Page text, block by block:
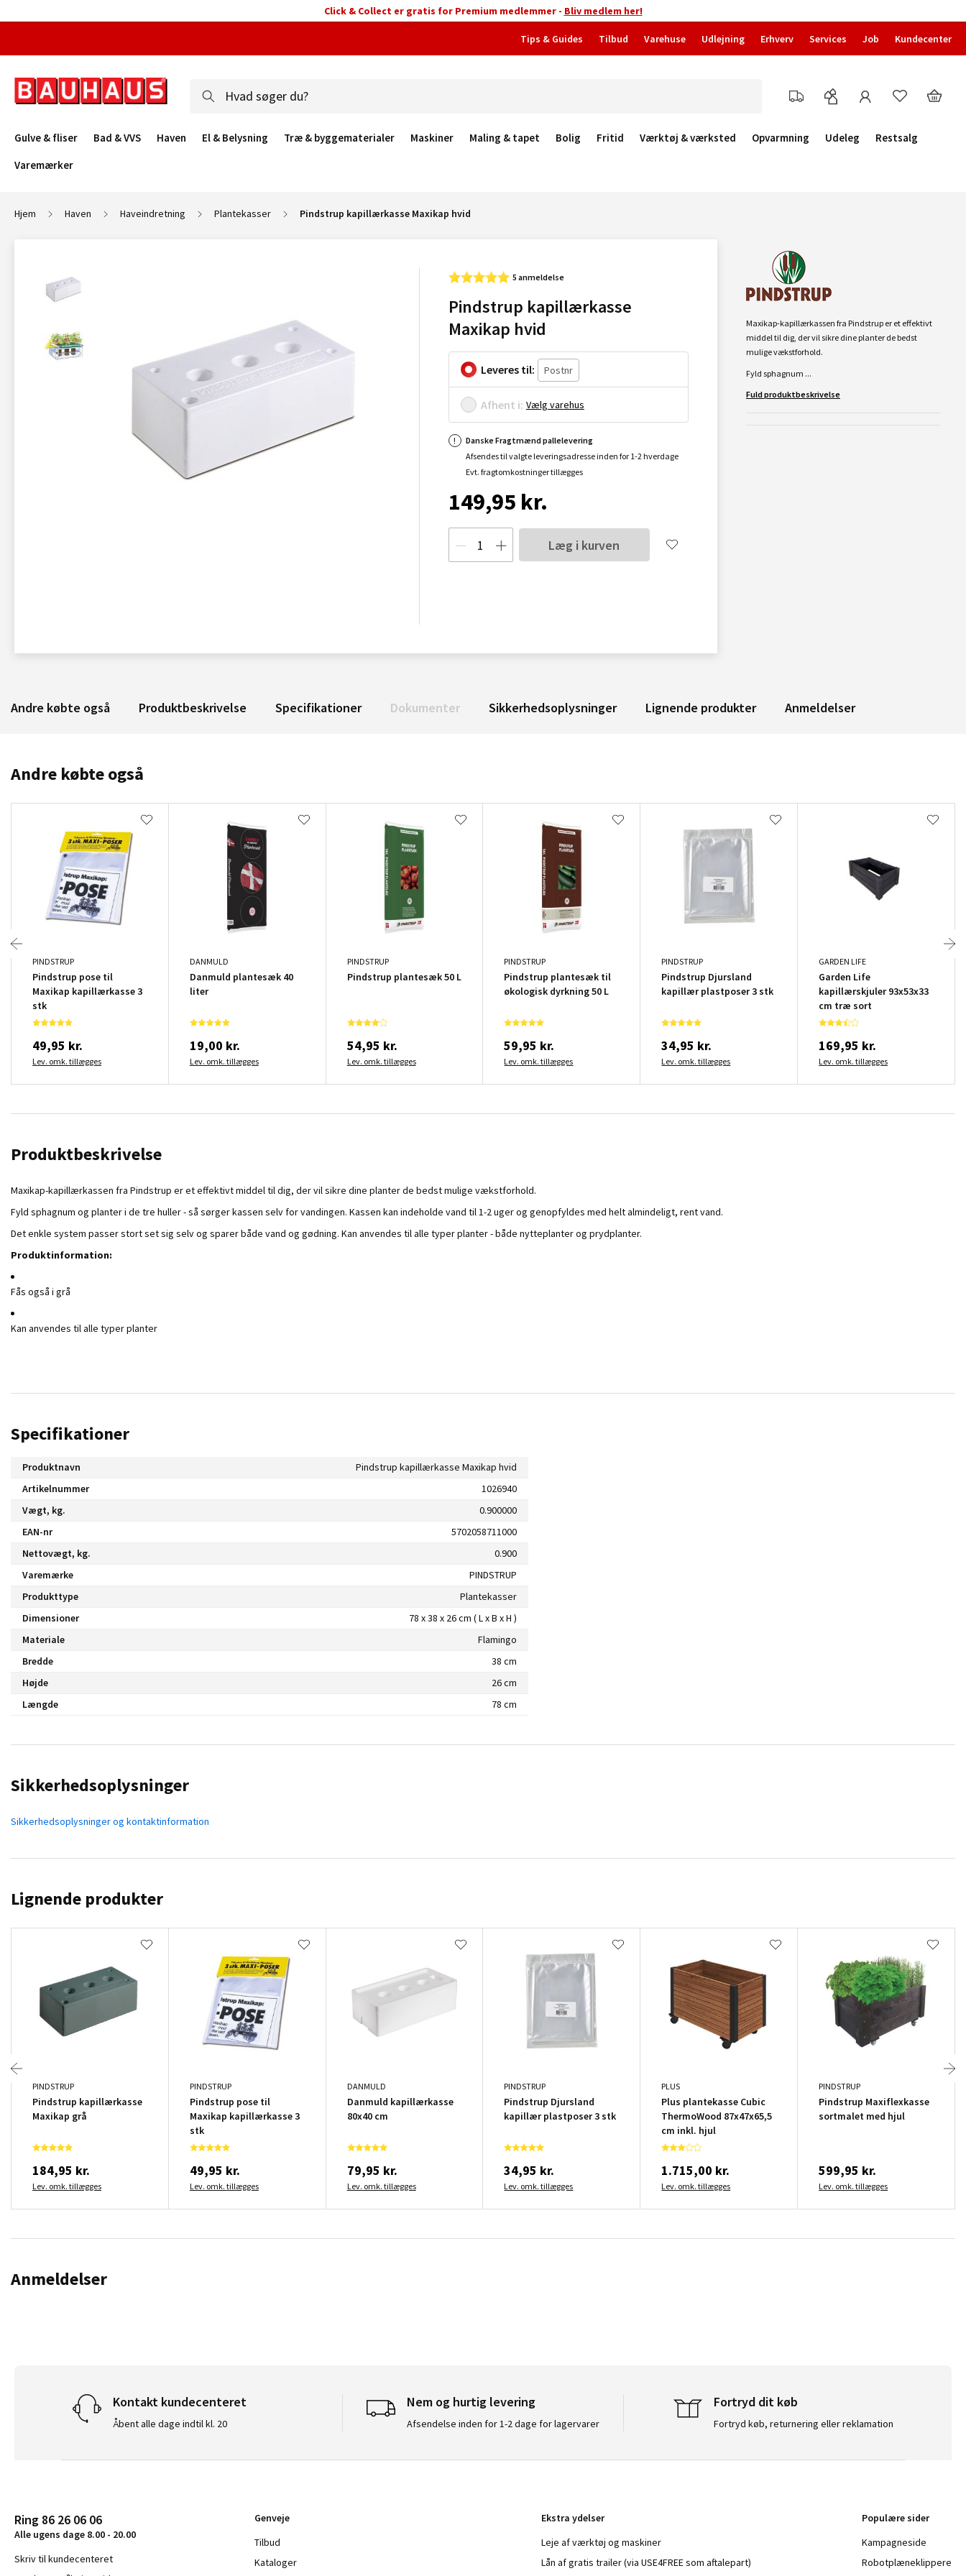
Click & Collect er gratis for Premium medlemmer - Bliv medlem her!
Tips & Guides Tilbud Varehuse Udlejning Erhverv Services Job Kundecenter
Gulve & fliser Bad & VVS Haven El & Belysning Træ & byggematerialer Maskiner Maling & tapet Bolig Fritid Værktøj & værksted Opvarmning Udeleg
Restsalg
Varemærker
Hjem Haven Haveindretning Plantekasser Pindstrup kapillærkasse Maxikap hvid
5 anmeldelse
Pindstrup kapillærkasse
Maxikap hvid
Leveres til:
Afhent i: Vælg varehus
Danske Fragtmænd pallelevering
Afsendes til valgte leveringsadresse inden for 1-2 hverdage
Evt. fragtomkostninger tillægges
149,95 kr.
Læg i kurven
Maxikap-kapillærkassen fra Pindstrup er et effektivt
middel til dig, der vil sikre dine planter de bedst
mulige vækstforhold.
Fyld sphagnum ...
Fuld produktbeskrivelse
Andre købte også Produktbeskrivelse Specifikationer Dokumenter Sikkerhedsoplysninger Lignende produkter Anmeldelser
Andre købte også
PINDSTRUP
Pindstrup pose til
Maxikap kapillærkasse 3
stk
49,95 kr.
Lev. omk. tillægges
DANMULD
Danmuld plantesæk 40
liter
19,00 kr.
Lev. omk. tillægges
PINDSTRUP
Pindstrup plantesæk 50 L
54,95 kr.
Lev. omk. tillægges
PINDSTRUP
Pindstrup plantesæk til
økologisk dyrkning 50 L
59,95 kr.
Lev. omk. tillægges
PINDSTRUP
Pindstrup Djursland
kapillær plastposer 3 stk
34,95 kr.
Lev. omk. tillægges
GARDEN LIFE
Garden Life
kapillærskjuler 93x53x33
cm træ sort
169,95 kr.
Lev. omk. tillægges
Produktbeskrivelse
Maxikap-kapillærkassen fra Pindstrup er et effektivt middel til dig, der vil sikre dine planter de bedst mulige vækstforhold.
Fyld sphagnum og planter i de tre huller - så sørger kassen selv for vandingen. Kassen kan indeholde vand til 1-2 uger og genopfyldes med helt almindeligt, rent vand.
Det enkle system passer stort set sig selv og sparer både vand og gødning. Kan anvendes til alle typer planter - både nytteplanter og prydplanter.
Produktinformation:
Fås også i grå
Kan anvendes til alle typer planter
Specifikationer
Produktnavn
Pindstrup kapillærkasse Maxikap hvid
Artikelnummer
1026940
Vægt, kg.
0.900000
EAN-nr
5702058711000
Nettovægt, kg.
0.900
Varemærke
PINDSTRUP
Produkttype
Plantekasser
Dimensioner
78 x 38 x 26 cm ( L x B x H )
Materiale
Flamingo
Bredde
38 cm
Højde
26 cm
Længde
78 cm
Sikkerhedsoplysninger
Sikkerhedsoplysninger og kontaktinformation
Lignende produkter
PINDSTRUP
Pindstrup kapillærkasse
Maxikap grå
184,95 kr.
Lev. omk. tillægges
PINDSTRUP
Pindstrup pose til
Maxikap kapillærkasse 3
stk
49,95 kr.
Lev. omk. tillægges
DANMULD
Danmuld kapillærkasse
80x40 cm
79,95 kr.
Lev. omk. tillægges
PINDSTRUP
Pindstrup Djursland
kapillær plastposer 3 stk
34,95 kr.
Lev. omk. tillægges
PLUS
Plus plantekasse Cubic
ThermoWood 87x47x65,5
cm inkl. hjul
1.715,00 kr.
Lev. omk. tillægges
PINDSTRUP
Pindstrup Maxiflexkasse
sortmalet med hjul
599,95 kr.
Lev. omk. tillægges
Anmeldelser
Kontakt kundecenteret
Åbent alle dage indtil kl. 20
Nem og hurtig levering
Afsendelse inden for 1-2 dage for lagervarer
Fortryd dit køb
Fortryd køb, returnering eller reklamation
Ring 86 26 06 06
Alle ugens dage 8.00 - 20.00
Skriv til kundecenteret
Genveje
Tilbud
Kataloger
Ekstra ydelser
Leje af værktøj og maskiner
Lån af gratis trailer (via USE4FREE som aftalepart)
Populære sider
Kampagneside
Robotplæneklippere